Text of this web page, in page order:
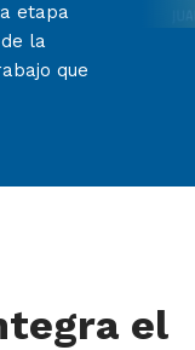
etapa
la
que
el